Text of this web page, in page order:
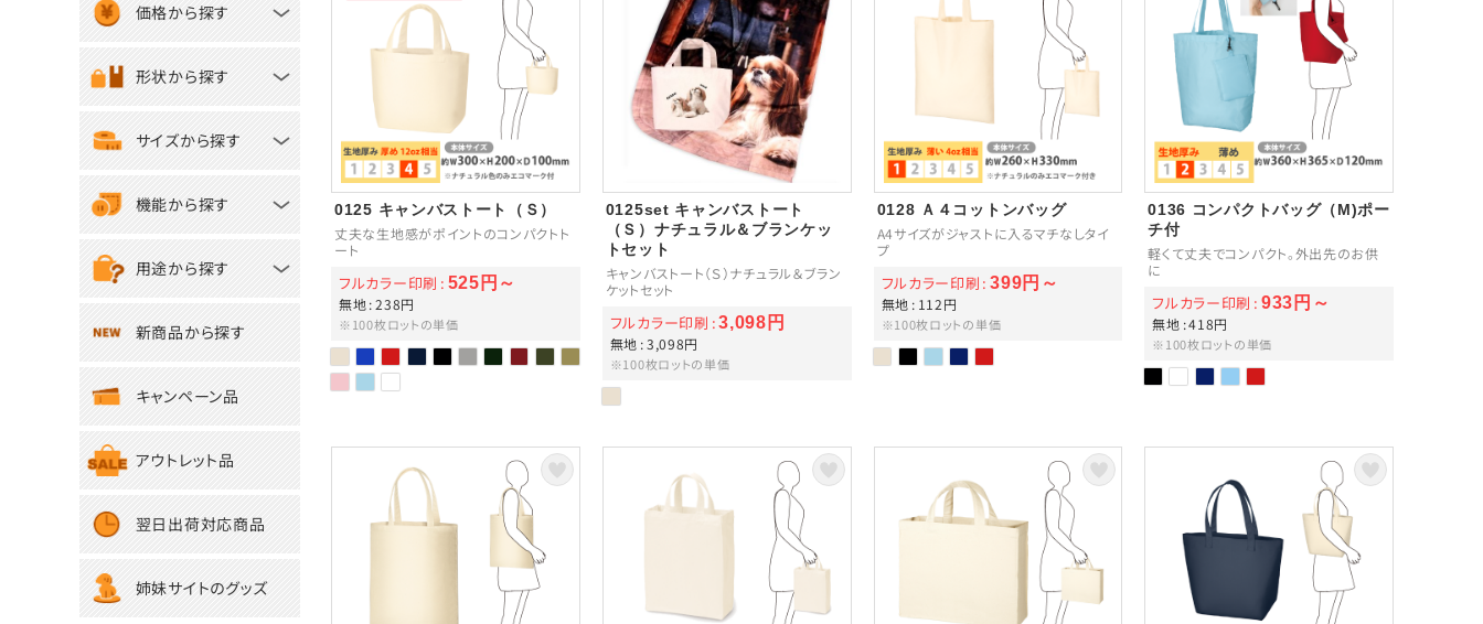
0125 キャンバストート（Ｓ）
丈夫な生地感がポイントのコンパクトト
ート
無地 238円
フルカラー印刷 525円～
※100枚ロットの単価
0125set キャンバストート
（Ｓ）ナチュラル＆ブランケッ
トセット
キャンバストート（Ｓ）ナチュラル＆ブラン
ケットセット
無地 3,098円
フルカラー印刷 3,098円
※100枚ロットの単価
0128 Ａ４コットンバッグ
A4サイズがジャストに入るマチなしタイ
プ
無地 112円
フルカラー印刷 399円～
※100枚ロットの単価
0136 コンパクトバッグ（M)ポー
チ付
軽くて丈夫でコンパクト。外出先のお供
に
無地 418円
フルカラー印刷 933円～
※100枚ロットの単価
価格から探す
形状から探す
サイズから探す
機能から探す
用途から探す
新商品から探す
キャンペーン品
アウトレット品
翌日出荷対応商品
姉妹サイトのグッズ